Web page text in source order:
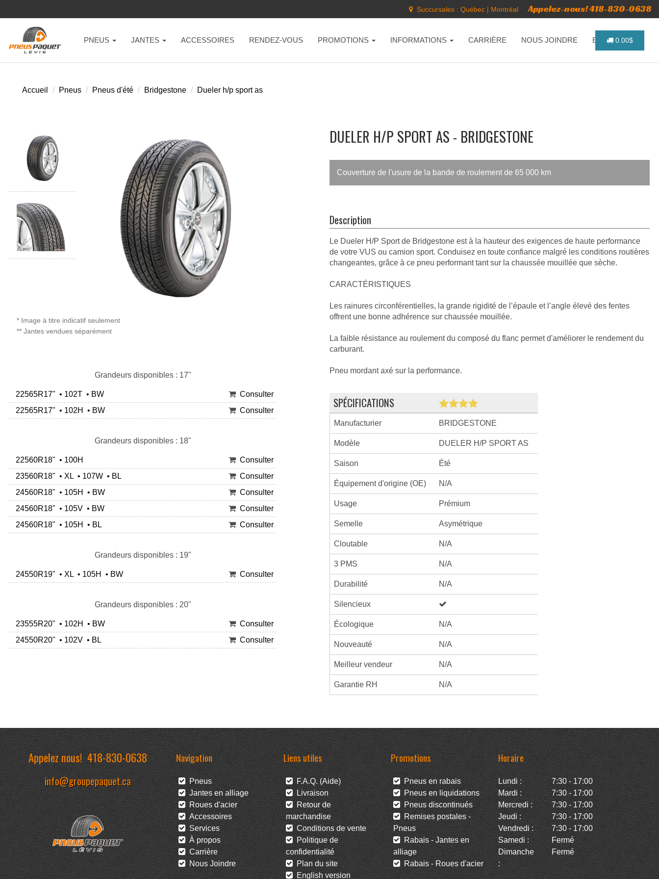
Succursales : Québec | Montréal Appelez-nous! 418-830-0638
PNEUS JANTES ACCESSOIRES RENDEZ-VOUS PROMOTIONS INFORMATIONS CARRIÈRE NOUS JOINDRE ENGLISH
0.00$
Accueil Pneus Pneus d'été Bridgestone Dueler h/p sport as
* Image à titre indicatif seulement
** Jantes vendues séparément
Grandeurs disponibles : 17"
22565R17" • 102T • BW
Consulter
22565R17" • 102H • BW
Consulter
Grandeurs disponibles : 18"
22560R18" • 100H
Consulter
23560R18" • XL • 107W • BL
Consulter
24560R18" • 105H • BW
Consulter
24560R18" • 105V • BW
Consulter
24560R18" • 105H • BL
Consulter
Grandeurs disponibles : 19"
24550R19" • XL • 105H • BW Consulter
Grandeurs disponibles : 20"
23555R20" • 102H • BW
Consulter
24550R20" • 102V • BL
Consulter
DUELER H/P SPORT AS - BRIDGESTONE
Couverture de l'usure de la bande de roulement de 65 000 km
Description
Le Dueler H/P Sport de Bridgestone est à la hauteur des exigences de haute performance
de votre VUS ou camion sport. Conduisez en toute confiance malgré les conditions routières
changeantes, grâce à ce pneu performant tant sur la chaussée mouillée que sèche.
CARACTÉRISTIQUES
Les rainures circonférentielles, la grande rigidité de l’épaule et l’angle élevé des fentes
offrent une bonne adhérence sur chaussée mouillée.
La faible résistance au roulement du composé du flanc permet d'améliorer le rendement du
carburant.
Pneu mordant axé sur la performance.
SPÉCIFICATIONS
Manufacturier BRIDGESTONE
Modèle DUELER H/P SPORT AS
Saison Été
Équipement d'origine (OE) N/A
Usage Prémium
Semelle Asymétrique
Cloutable N/A
3 PMS N/A
Durabilité N/A
Silencieux
Écologique N/A
Nouveauté N/A
Meilleur vendeur N/A
Garantie RH N/A
Appelez nous!418-830-0638
info@groupepaquet.ca
Navigation
Pneus
Jantes en alliage
Roues d'acier
Accessoires
Services
À propos
Carrière
Nous Joindre
Liens utiles
F.A.Q. (Aide)
Livraison
Retour de
marchandise
Conditions de vente
Politique de
confidentialité
Plan du site
English version
Promotions
Pneus en rabais
Pneus en liquidations
Pneus discontinués
Remises postales -
Pneus
Rabais - Jantes en
alliage
Rabais - Roues d'acier
Horaire
Lundi :
7:30 - 17:00
Mardi :
7:30 - 17:00
Mercredi :
7:30 - 17:00
Jeudi :
7:30 - 17:00
Vendredi :
7:30 - 17:00
Samedi :
Fermé
Dimanche
:
Fermé